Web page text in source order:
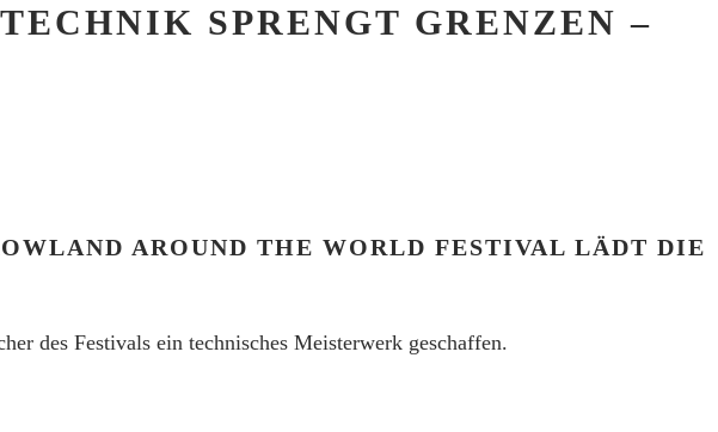
SPRENGT GRENZEN –
AROUND THE WORLD FESTIVAL LÄDT DIE
des Festivals ein technisches Meisterwerk geschaffen.